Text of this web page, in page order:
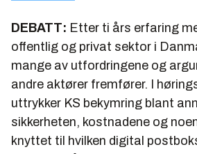
DEBATT: Etter ti års erfaring
offentlig og privat sektor i
mange av utfordringene og
andre aktører fremfører. I
uttrykker KS bekymring blant
sikkerheten, kostnadene og
knyttet til hvilken digital